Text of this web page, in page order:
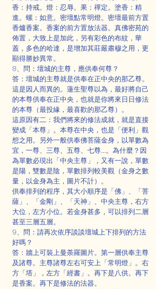
香：持戒。燈：忍辱。果：禪定。塗香：精
進。螺：如意。密壇點常明燈。密壇最前方置
香爐香案。香案的前方置放法器。真佛密苑的
佈置，大致上是加此，另有彩色的布紋，華
蓋，多色的哈達，是增加其莊嚴肅穆之用，更
顯得勝妙異常。
8、問：壇城的主尊，應供奉何尊？
答：壇城的主尊就是供奉在正中央的那乙尊。
這是因人而異的。蓮生聖尊以為，最好將自己
的本尊供奉在正中央，也就是你將來日日修法
的本尊（最投緣，最喜歡的那乙尊）。
這原因有二：我們將來的修法成就，就是直接
變成「本尊」。本尊在中央，也是「便利」觀
想之用。另外一般供奉佛菩薩金身，以單數為
宜，一尊、三尊、五尊、七尊……。為什麼？因
為單數必現出「中央主尊」，又有一說，單數
是陽，雙數是陰，單數排列較美觀（金身之數
量，以金身為主，圖片不計）。
供奉排列的程序，其大小順序是「佛」、「菩
薩」、「金剛」、「天神」、中央主尊，右方
大位，左方小位。若金身甚多，可以排列二層
甚至三層五層。
9、問：請再次依序談談壇城上下排列的方法
好嗎？
答：牆上可裝上曼荼羅圖片。第一層供奉主尊
及諸尊。主尊諸尊左右可安上「常明燈」。右
方「塔」，左方「經書」。再下是八供。再下
是香案。再下是修法的法器。